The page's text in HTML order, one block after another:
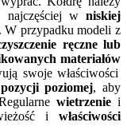
najczęściej wniskiej
W przypadku modeli z
ręczne lub
materiałów
swoje właściwości
poziomej, aby
wietrzenie i
iwłaściwości